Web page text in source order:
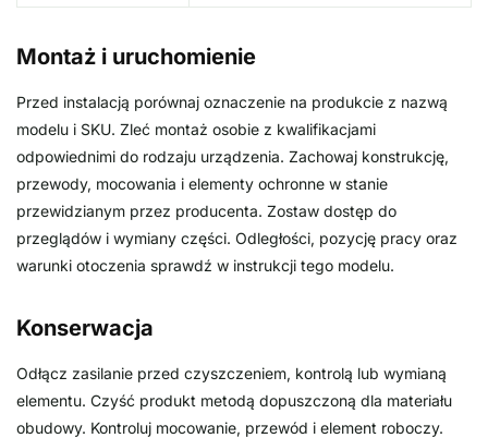
Montaż i uruchomienie
Przed instalacją porównaj oznaczenie na produkcie z nazwą
modelu i SKU. Zleć montaż osobie z kwalifikacjami
odpowiednimi do rodzaju urządzenia. Zachowaj konstrukcję,
przewody, mocowania i elementy ochronne w stanie
przewidzianym przez producenta. Zostaw dostęp do
przeglądów i wymiany części. Odległości, pozycję pracy oraz
warunki otoczenia sprawdź w instrukcji tego modelu.
Konserwacja
Odłącz zasilanie przed czyszczeniem, kontrolą lub wymianą
elementu. Czyść produkt metodą dopuszczoną dla materiału
obudowy. Kontroluj mocowanie, przewód i element roboczy.